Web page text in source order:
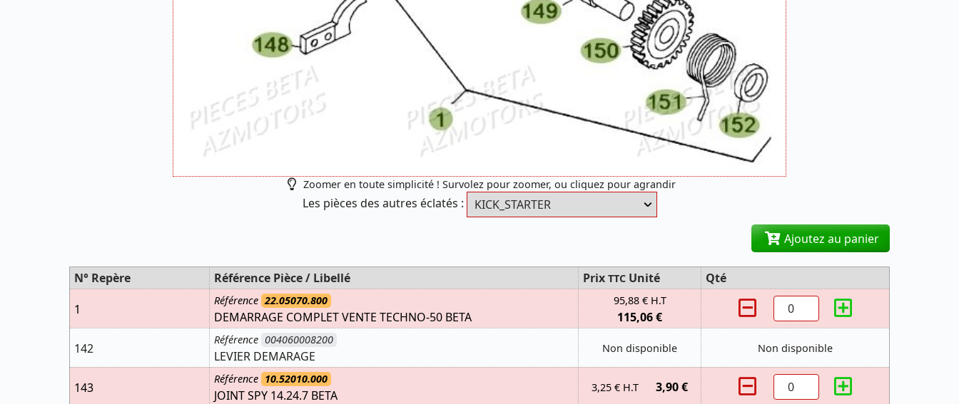
Zoomer en toute simplicité ! Survolez pour zoomer, ou cliquez pour agrandir
Les pièces des autres éclatés :
Ajoutez au panier
N° Repère Référence Pièce / Libellé Prix TTC Unité
Qté
1
Référence 22.05070.800
DEMARRAGE COMPLET VENTE TECHNO-50 BETA
95,88 € H.T
115,06 €
142
Référence 004060008200
LEVIER DEMARAGE
Non disponible Non disponible
143
Référence 10.52010.000
JOINT SPY 14.24.7 BETA
3,25 € H.T 3,90 €